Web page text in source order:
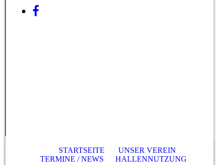
STARTSEITE
UNSER VEREIN
TERMINE / NEWS
HALLENNUTZUNG